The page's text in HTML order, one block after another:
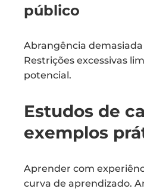
público
Abrangência
Restrições excessivas
potencial.
Estudos de
exemplos
Aprender com
curva de aprendizado.